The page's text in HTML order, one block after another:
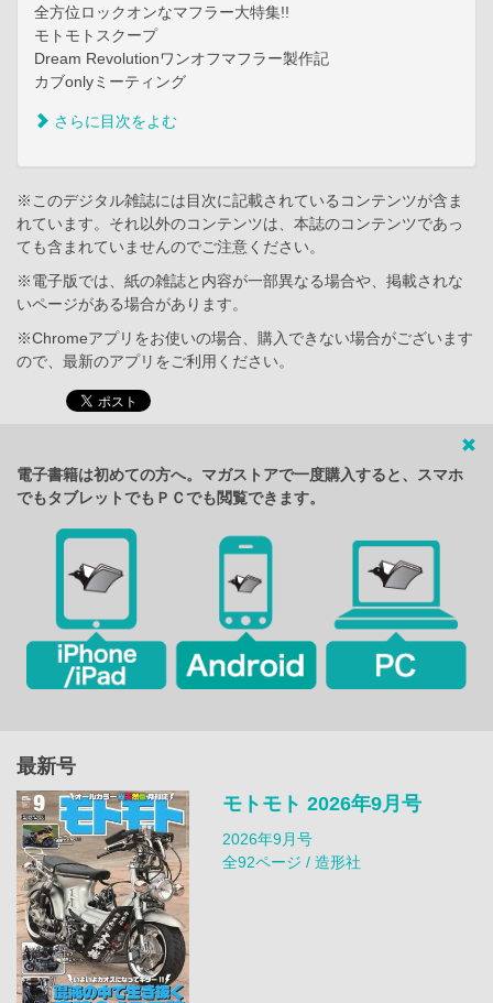
全方位ロックオンなマフラー大特集!!
モトモトスクープ
Dream Revolutionワンオフマフラー製作記
カブonlyミーティング
さらに目次をよむ
※このデジタル雑誌には目次に記載されているコンテンツが含ま
れています。それ以外のコンテンツは、本誌のコンテンツであっ
ても含まれていませんのでご注意ください。
※電子版では、紙の雑誌と内容が一部異なる場合や、掲載されな
いページがある場合があります。
※Chromeアプリをお使いの場合、購入できない場合がございます
ので、最新のアプリをご利用ください。
電子書籍は初めての方へ。マガストアで一度購入すると、スマホ
でもタブレットでもＰＣでも閲覧できます。
最新号
モトモト 2026年9月号
2026年9月号
全92ページ / 造形社